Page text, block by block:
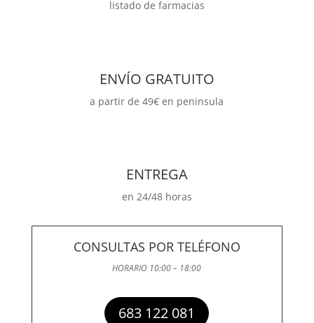
listado de farmacias
ENVÍO GRATUITO
a partir de 49€ en peninsula
ENTREGA
en 24/48 horas
CONSULTAS POR TELÉFONO
HORARIO 10:00 – 18:00
683 122 081